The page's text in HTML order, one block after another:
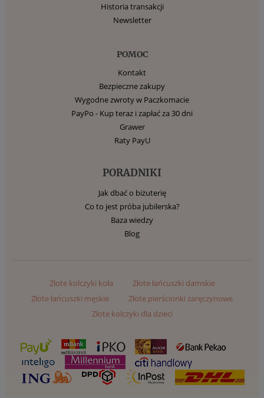
Historia transakcji
Newsletter
POMOC
Kontakt
Bezpieczne zakupy
Wygodne zwroty w Paczkomacie
PayPo - Kup teraz i zapłać za 30 dni
Grawer
Raty PayU
PORADNIKI
Jak dbać o biżuterię
Co to jest próba jubilerska?
Baza wiedzy
Blog
Złote kolczyki koła
Złote łańcuszki damskie
Złote łańcuszki męskie
Złote pierścionki zaręczynowe
Złote kolczyki dla dzieci